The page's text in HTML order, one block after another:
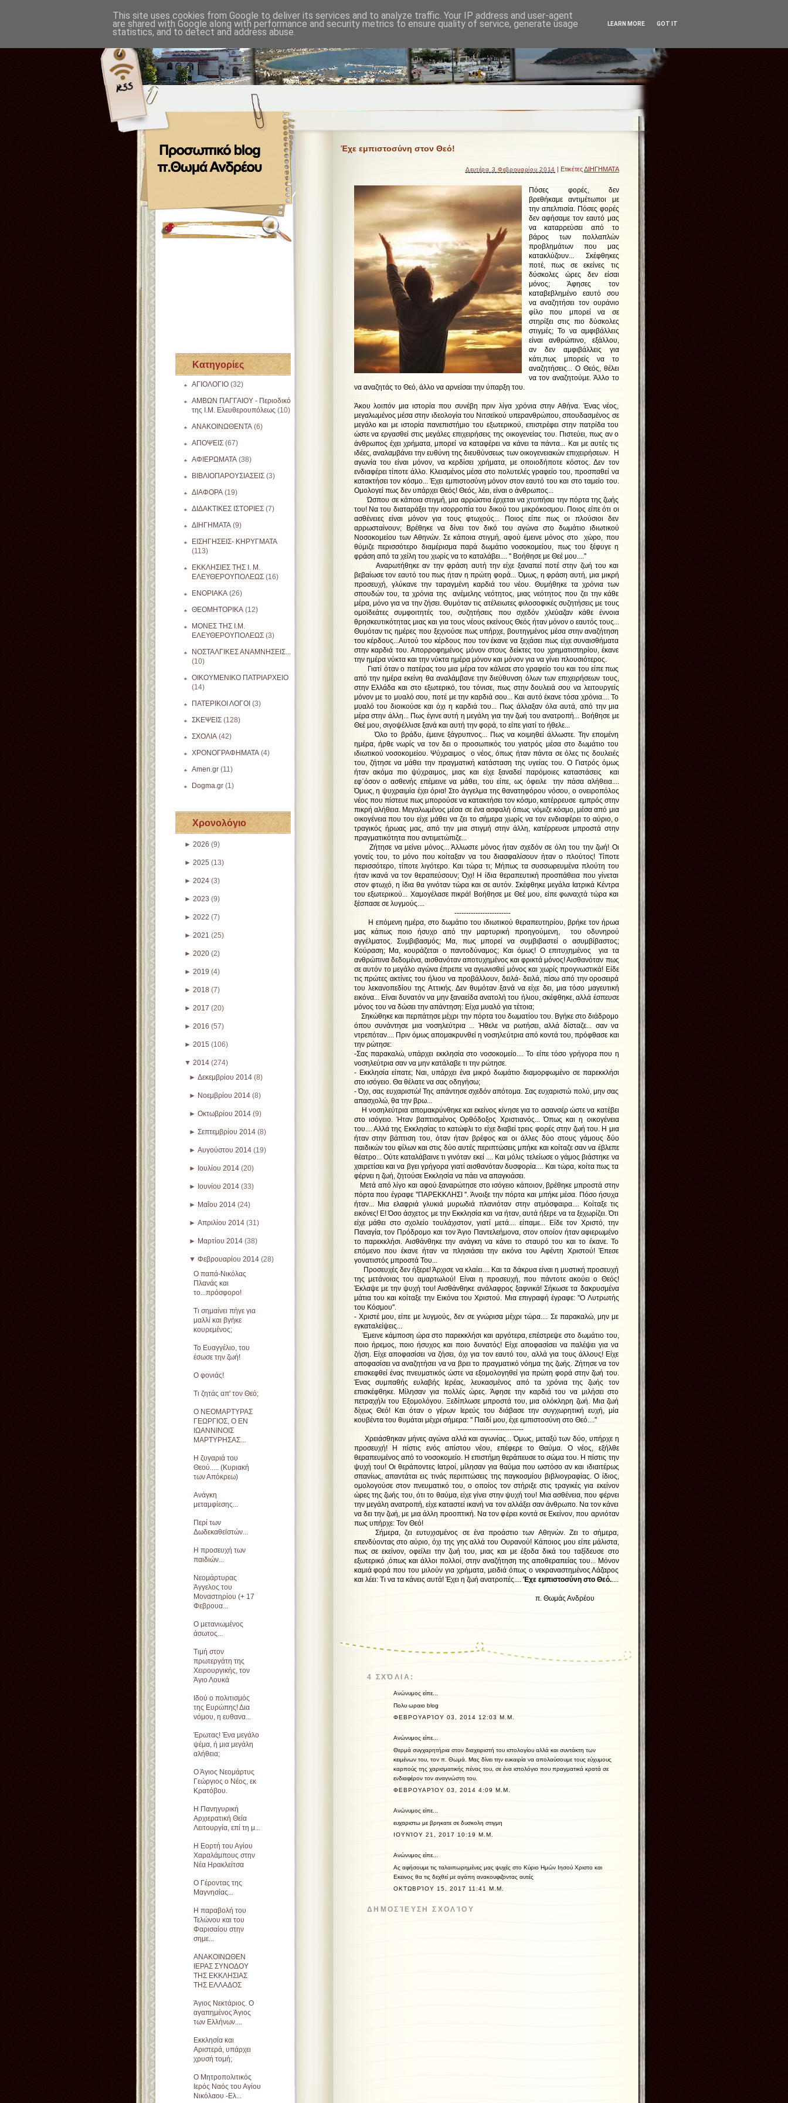
Κατηγορίες
ΑΓΙΟΛΟΓΙΟ (32)
ΑΜΒΩΝ ΠΑΓΓΑΙΟΥ - Περιοδικό
της Ι.Μ. Ελευθερουπόλεως (10)
ΑΝΑΚΟΙΝΩΘΕΝΤΑ (6)
ΑΠΟΨΕΙΣ (67)
ΑΦΙΕΡΩΜΑΤΑ (38)
ΒΙΒΛΙΟΠΑΡΟΥΣΙΑΣΕΙΣ (3)
ΔΙΑΦΟΡΑ (19)
ΔΙΔΑΚΤΙΚΕΣ ΙΣΤΟΡΙΕΣ (7)
ΔΙΗΓΗΜΑΤΑ (9)
ΕΙΣΗΓΗΣΕΙΣ- ΚΗΡΥΓΜΑΤΑ
(113)
ΕΚΚΛΗΣΙΕΣ ΤΗΣ Ι. Μ.
ΕΛΕΥΘΕΡΟΥΠΟΛΕΩΣ (16)
ΕΝΟΡΙΑΚΑ (26)
ΘΕΟΜΗΤΟΡΙΚΑ (12)
ΜΟΝΕΣ ΤΗΣ Ι.Μ.
ΕΛΕΥΘΕΡΟΥΠΟΛΕΩΣ (3)
ΝΟΣΤΑΛΓΙΚΕΣ ΑΝΑΜΝΗΣΕΙΣ...
(10)
ΟΙΚΟΥΜΕΝΙΚΟ ΠΑΤΡΙΑΡΧΕΙΟ
(14)
ΠΑΤΕΡΙΚΟΙ ΛΟΓΟΙ (3)
ΣΚΕΨΕΙΣ (128)
ΣΧΟΛΙΑ (42)
ΧΡΟΝΟΓΡΑΦΗΜΑΤΑ (4)
Amen.gr (11)
Dogma.gr (1)
Χρονολόγιο
► 2026 (9)
► 2025 (13)
► 2024 (3)
► 2023 (9)
► 2022 (7)
► 2021 (25)
► 2020 (2)
► 2019 (4)
► 2018 (7)
► 2017 (20)
► 2016 (57)
► 2015 (106)
▼ 2014 (274)
► Δεκεμβρίου 2014 (8)
► Νοεμβρίου 2014 (8)
► Οκτωβρίου 2014 (9)
► Σεπτεμβρίου 2014 (8)
► Αυγούστου 2014 (19)
► Ιουλίου 2014 (20)
► Ιουνίου 2014 (33)
► Μαΐου 2014 (24)
► Απριλίου 2014 (31)
► Μαρτίου 2014 (38)
▼ Φεβρουαρίου 2014 (28)
Ο παπά-Νικόλας
Πλανάς και
το...πρόσφορο!
Τι σημαίνει πήγε για
μαλλί και βγήκε
κουρεμένος;
Το Ευαγγέλιο, του
έσωσε την ζωή!
Ο φονιάς!
Τι ζητάς απ' τον Θεό;
Ο ΝΕΟΜΑΡΤΥΡΑΣ
ΓΕΩΡΓΙΟΣ, Ο ΕΝ
ΙΩΑΝΝΙΝΟΙΣ
ΜΑΡΤΥΡΗΣΑΣ...
Η ζυγαριά του
Θεού..... (Κυριακή
των Απόκρεω)
Ανάγκη
μεταμφίεσης...
Περί των
Δωδεκαθεϊστών...
Η προσευχή των
παιδιών...
Νεομάρτυρας
Άγγελος του
Μοναστηρίου (+ 17
Φεβρουα...
Ο μετανιωμένος
άσωτος...
Τιμή στον
πρωτεργάτη της
Χειρουργικής, τον
Άγιο Λουκά
Ιδού ο πολιτισμός
της Ευρώπης! Δια
νόμου, η ευθανα...
Έρωτας! Ένα μεγάλο
ψέμα, ή μια μεγάλη
αλήθεια;
Ο Άγιος Νεομάρτυς
Γεώργιος ο Νέος, εκ
Κρατόβου.
Η Πανηγυρική
Αρχιερατική Θεία
Λειτουργία, επί τη μ...
Η Εορτή του Αγίου
Χαραλάμπους στην
Νέα Ηρακλείτσα
Ο Γέροντας της
Μαγνησίας...
Η παραβολή του
Τελώνου και του
Φαρισαίου στην
σημε...
ΑΝΑΚΟΙΝΩΘΕΝ
ΙΕΡΑΣ ΣΥΝΟΔΟΥ
ΤΗΣ ΕΚΚΛΗΣΙΑΣ
ΤΗΣ ΕΛΛΑΔΟΣ
Άγιος Νεκτάριος. Ο
αγαπημένος Άγιος
των Ελλήνων....
Εκκλησία και
Αριστερά, υπάρχει
χρυσή τομή;
Ο Μητροπολιτικός
Ιερός Ναός του Αγίου
Νικόλαου -Ελ...
Έχε εμπιστοσύνη στον Θεό!
Δευτέρα 3 Φεβρουαρίου 2014 | ΕτικέτεςΔΙΗΓΗΜΑΤΑ
Πόσες φορές, δεν
βρεθήκαμε αντιμέτωποι με
την απελπισία. Πόσες φορές
δεν αφήσαμε τον εαυτό μας
να καταρρεύσει από το
βάρος των πολλαπλών
προβλημάτων που μας
κατακλύζουν... Σκέφθηκες
ποτέ, πως σε εκείνες τις
δύσκολες ώρες δεν είσαι
μόνος; Άφησες τον
καταβεβλημένο εαυτό σου
να αναζητήσει τον ουράνιο
φίλο που μπορεί να σε
στηρίξει στις πιο δύσκολες
στιγμές; Το να αμφιβάλλεις
είναι ανθρώπινο, εξάλλου,
αν δεν αμφιβάλλεις για
κάτι,πως μπορείς να το
αναζητήσεις... Ο Θεός, θέλει
να τον αναζητούμε. Άλλο το
να αναζητάς το Θεό, άλλο να αρνείσαι την ύπαρξη του.
Άκου λοιπόν μια ιστορία που συνέβη πριν λίγα χρόνια στην Αθήνα. Ένας νέος,
μεγαλωμένος μέσα στην ιδεολογία του Νιτσεϊκού υπερανθρώπου, σπουδασμένος σε
μεγάλο και με ιστορία πανεπιστήμιο του εξωτερικού, επιστρέφει στην πατρίδα του
ώστε να εργασθεί στις μεγάλες επιχειρήσεις της οικογενείας του. Πιστεύει, πως αν ο
άνθρωπος έχει χρήματα, μπορεί να καταφέρει να κάνει τα πάντα... Και με αυτές τις
ιδέες, αναλαμβάνει την ευθύνη της διευθύνσεως των οικογενειακών επιχειρήσεων. Η
αγωνία του είναι μόνον, να κερδίσει χρήματα, με οποιοδήποτε κόστος. Δεν τον
ενδιαφέρει τίποτε άλλο. Κλεισμένος μέσα στο πολυτελές γραφείο του, προσπαθεί να
κατακτήσει τον κόσμο... Έχει εμπιστοσύνη μόνον στον εαυτό του και στο ταμείο του.
Ομολογεί πως δεν υπάρχει Θεός! Θεός, λέει, είναι ο άνθρωπος...
Ώσπου σε κάποια στιγμή, μια αρρώστια έρχεται να χτυπήσει την πόρτα της ζωής
του! Να του διαταράξει την ισορροπία του δικού του μικρόκοσμου. Ποιος είπε ότι οι
ασθένειες είναι μόνον για τους φτωχούς... Ποιος είπε πως οι πλούσιοι δεν
αρρωσταίνουν; Βρέθηκε να δίνει τον δικό του αγώνα στο δωμάτιο ιδιωτικού
Νοσοκομείου των Αθηνών. Σε κάποια στιγμή, αφού έμεινε μόνος στο χώρο, που
θύμιζε περισσότερο διαμέρισμα παρά δωμάτιο νοσοκομείου, πως του ξέφυγε η
φράση από τα χείλη του χωρίς να το καταλάβει.... '' Βοήθησε με Θεέ μου....''
Αναρωτήθηκε αν την φράση αυτή την είχε ξαναπεί ποτέ στην ζωή του και
βεβαίωσε τον εαυτό του πως ήταν η πρώτη φορά... Όμως, η φράση αυτή, μια μικρή
προσευχή, γλύκανε την ταραγμένη καρδιά του νέου. Θυμήθηκε τα χρόνια των
σπουδών του, τα χρόνια της ανέμελης νεότητος, μιας νεότητος που ζει την κάθε
μέρα, μόνο για να την ζήσει. Θυμόταν τις ατέλειωτες φιλοσοφικές συζητήσεις με τους
ομοϊδεάτες συμφοιτητές του, συζητήσεις που σχεδόν χλεύαζαν κάθε έννοια
θρησκευτικότητας μιας και για τους νέους εκείνους Θεός ήταν μόνον ο εαυτός τους...
Θυμόταν τις ημέρες που ξεχνούσε πως υπήρχε, βουτηγμένος μέσα στην αναζήτηση
του κέρδους...Αυτού του κέρδους που τον έκανε να ξεχάσει πως είχε συναισθήματα
στην καρδιά του. Απορροφημένος μόνον στους δείκτες του χρηματιστηρίου, έκανε
την ημέρα νύκτα και την νύκτα ημέρα μόνον και μόνον για να γίνει πλουσιότερος.
Γιατί όταν ο πατέρας του μια μέρα τον κάλεσε στο γραφείο του και του είπε πως
από την ημέρα εκείνη θα αναλάμβανε την διεύθυνση όλων των επιχειρήσεων τους,
στην Ελλάδα και στο εξωτερικό, του τόνισε, πως στην δουλειά σου να λειτουργείς
μόνον με το μυαλό σου, ποτέ με την καρδιά σου... Και αυτό έκανε τόσα χρόνια.... Το
μυαλό του διοικούσε και όχι η καρδιά του... Πως άλλαξαν όλα αυτά, από την μια
μέρα στην άλλη... Πως έγινε αυτή η μεγάλη για την ζωή του ανατροπή... Βοήθησε με
Θεέ μου, σιγοψέλλισε ξανά και αυτή την φορά, το είπε γιατί το ήθελε...
Όλο το βράδυ, έμεινε ξάγρυπνος... Πως να κοιμηθεί άλλωστε. Την επομένη
ημέρα, ήρθε νωρίς να τον δει ο προσωπικός του γιατρός μέσα στο δωμάτιο του
ιδιωτικού νοσοκομείου. Ψύχραιμος ο νέος, όπως ήταν πάντα σε όλες τις δουλειές
του, ζήτησε να μάθει την πραγματική κατάσταση της υγείας του. Ο Γιατρός όμως
ήταν ακόμα πιο ψύχραιμος, μιας και είχε ξαναδεί παρόμοιες καταστάσεις και
εφ΄όσον ο ασθενής επέμεινε να μάθει, του είπε, ως όφειλε την πάσα αλήθεια....
Όμως, η ψυχραιμία έχει όρια! Στο άγγελμα της θανατηφόρου νόσου, ο ονειροπόλος
νέος που πίστευε πως μπορούσε να κατακτήσει τον κόσμο, κατέρρευσε εμπρός στην
πικρή αλήθεια. Μεγαλωμένος μέσα σε ένα ασφαλή όπως νόμιζε κόσμο, μέσα από μια
οικογένεια που του είχε μάθει να ζει το σήμερα χωρίς να τον ενδιαφέρει το αύριο, ο
τραγικός ήρωας μας, από την μια στιγμή στην άλλη, κατέρρευσε μπροστά στην
πραγματικότητα που αντιμετώπιζε...
Ζήτησε να μείνει μόνος... Άλλωστε μόνος ήταν σχεδόν σε όλη του την ζωή! Οι
γονείς του, το μόνο που κοίταξαν να του διασφαλίσουν ήταν ο πλούτος! Τίποτε
περισσότερο, τίποτε λιγότερο. Και τώρα τι; Μήπως τα συσσωρευμένα πλούτη του
ήταν ικανά να τον θεραπεύσουν; Όχι! Η ίδια θεραπευτική προσπάθεια που γίνεται
στον φτωχό, η ίδια θα γινόταν τώρα και σε αυτόν. Σκέφθηκε μεγάλα Ιατρικά Κέντρα
του εξωτερικού... Χαμογέλασε πικρά! Βοήθησε με Θεέ μου, είπε φωναχτά τώρα και
ξέσπασε σε λυγμούς....
------------------------
Η επόμενη ημέρα, στο δωμάτιο του ιδιωτικού θεραπευτηρίου, βρήκε τον ήρωα
μας κάπως ποιο ήσυχο από την μαρτυρική προηγούμενη, του οδυνηρού
αγγέλματος. Συμβιβασμός; Μα, πως μπορεί να συμβιβαστεί ο ασυμβίβαστος;
Κούραση; Μα, κουράζεται ο παντοδύναμος; Και όμως! Ο επιτυχημένος για τα
ανθρώπινα δεδομένα, αισθανόταν αποτυχημένος και φρικτά μόνος! Αισθανόταν πως
σε αυτόν το μεγάλο αγώνα έπρεπε να αγωνισθεί μόνος και χωρίς προγνωστικά! Είδε
τις πρώτες ακτίνες του ήλιου να προβάλλουν, δειλά- δειλά, πίσω από την οροσειρά
του λεκανοπεδίου της Αττικής. Δεν θυμόταν ξανά να είχε δει, μια τόσο μαγευτική
εικόνα... Είναι δυνατόν να μην ξαναείδα ανατολή του ήλιου, σκέφθηκε, αλλά έσπευσε
μόνος του να δώσει την απάντηση: Είχα μυαλό για τέτοια;
Σηκώθηκε και περπάτησε μέχρι την πόρτα του δωματίου του. Βγήκε στο διάδρομο
όπου συνάντησε μια νοσηλεύτρια ... Ήθελε να ρωτήσει, αλλά δίσταζε... σαν να
ντρεπόταν.... Πριν όμως απομακρυνθεί η νοσηλεύτρια από κοντά του, πρόφθασε και
την ρώτησε:
-Σας παρακαλώ, υπάρχει εκκλησία στο νοσοκομείο.... Το είπε τόσο γρήγορα που η
νοσηλεύτρια σαν να μην κατάλαβε τι την ρώτησε.
- Εκκλησία είπατε; Ναι, υπάρχει ένα μικρό δωμάτιο διαμορφωμένο σε παρεκκλήσι
στο ισόγειο. Θα θέλατε να σας οδηγήσω;
- Όχι, σας ευχαριστώ! Της απάντησε σχεδόν απότομα. Σας ευχαριστώ πολύ, μην σας
απασχολώ, θα την βρω...
Η νοσηλεύτρια απομακρύνθηκε και εκείνος κίνησε για το ασανσέρ ώστε να κατέβει
στο ισόγειο. Ήταν βαπτισμένος Ορθόδοξος Χριστιανός... Όπως και η οικογένεια
του.... Αλλά της Εκκλησίας το κατώφλι το είχε διαβεί τρεις φορές στην ζωή του. Η μια
ήταν στην βάπτιση του, όταν ήταν βρέφος και οι άλλες δύο στους γάμους δύο
παιδικών του φίλων και στις δύο αυτές περιπτώσεις μπήκε και κοίταζε σαν να έβλεπε
θέατρο... Ούτε καταλάβαινε τι γινόταν εκεί .... Και μόλις τελείωσε ο γάμος βιάστηκε να
χαιρετίσει και να βγει γρήγορα γιατί αισθανόταν δυσφορία.... Και τώρα, κοίτα πως τα
φέρνει η ζωή, ζητούσε Εκκλησία να πάει να απαγκιάσει.
Μετά από λίγο και αφού ξαναρώτησε στο ισόγειο κάποιον, βρέθηκε μπροστά στην
πόρτα που έγραφε ''ΠΑΡΕΚΚΛΗΣΙ ''. Άνοιξε την πόρτα και μπήκε μέσα. Πόσο ήσυχα
ήταν... Μια ελαφριά γλυκιά μυρωδιά πλανιόταν στην ατμόσφαιρα.... Κοίταξε τις
εικόνες! Ε! Όσο άσχετος με την Εκκλησία και να ήταν, αυτά ήξερε να τα ξεχωρίζει. Ότι
είχε μάθει στο σχολείο τουλάχιστον, γιατί μετά.... είπαμε... Είδε τον Χριστό, την
Παναγία, τον Πρόδρομο και τον Άγιο Παντελεήμονα, στον οποίον ήταν αφιερωμένο
το παρεκκλήσι. Αισθάνθηκε την ανάγκη να κάνει το σταυρό του και το έκανε. Το
επόμενο που έκανε ήταν να πλησιάσει την εικόνα του Αφέντη Χριστού! Έπεσε
γονατιστός μπροστά Του...
Προσευχές δεν ήξερε! Άρχισε να κλαίει.... Και τα δάκρυα είναι η μυστική προσευχή
της μετάνοιας του αμαρτωλού! Είναι η προσευχή, που πάντοτε ακούει ο Θεός!
Έκλαψε με την ψυχή του! Αισθάνθηκε ανάλαφρος ξαφνικά! Σήκωσε τα δακρυσμένα
μάτια του και κοίταξε την Εικόνα του Χριστού. Μια επιγραφή έγραφε: ''Ο Λυτρωτής
του Κόσμου''.
- Χριστέ μου, είπε με λυγμούς, δεν σε γνώρισα μέχρι τώρα.... Σε παρακαλώ, μην με
εγκαταλείψεις...
Έμεινε κάμποση ώρα στο παρεκκλήσι και αργότερα, επέστρεψε στο δωμάτιο του,
ποιο ήρεμος, ποιο ήσυχος και ποιο δυνατός! Είχε αποφασίσει να παλέψει για να
ζήση. Είχε αποφασίσει να ζήσει, όχι για τον εαυτό του, αλλά για τους άλλους! Είχε
αποφασίσει να αναζητήσει να να βρει το πραγματικό νόημα της ζωής. Ζήτησε να τον
επισκεφθεί ένας πνευματικός ώστε να εξομολογηθεί για πρώτη φορά στην ζωή του.
Ένας συμπαθής ευλαβής Ιερέας, λευκασμένος από τα χρόνια της ζωής τον
επισκέφθηκε. Μίλησαν για πολλές ώρες. Άφησε την καρδιά του να μιλήσει στο
πετραχήλι του Εξομολόγου. Ξεδίπλωσε μπροστά του, μια ολόκληρη ζωή. Μια ζωή
δίχως Θεό! Και όταν ο γέρων Ιερεύς του διάβασε την συγχωρητική ευχή, μία
κουβέντα του θυμάται μέχρι σήμερα: '' Παιδί μου, έχε εμπιστοσύνη στο Θεό....''
----------------------------
Χρειάσθηκαν μήνες αγώνα αλλά και αγωνίας... Όμως, μεταξύ των δύο, υπήρχε η
προσευχή! Η πίστις ενός απίστου νέου, επέφερε το Θαύμα. Ο νέος, εξήλθε
θεραπευμένος από το νοσοκομείο. Η επιστήμη θεράπευσε το σώμα του. Η πίστις την
ψυχή του! Οι θεράποντες Ιατροί, μίλησαν για θαύμα που ωστόσο αν και ιδιαιτέρως
σπανίως, απαντάται εις τινάς περιπτώσεις της παγκοσμίου βιβλιογραφίας. Ο ίδιος,
ομολογούσε στον πνευματικό του, ο οποίος τον στήριξε στις τραγικές για εκείνον
ώρες της ζωής του, ότι το θαύμα, είχε γίνει στην ψυχή του! Μια ασθένεια, που φέρνει
την μεγάλη ανατροπή, είχε καταστεί ικανή να τον αλλάξει σαν άνθρωπο. Να τον κάνει
να δει την ζωή, με μια άλλη προοπτική. Να τον φέρει κοντά σε Εκείνον, που αρνιόταν
πως υπήρχε: Τον Θεό!
Σήμερα, ζει ευτυχισμένος σε ένα προάστιο των Αθηνών. Ζει το σήμερα,
επενδύοντας στο αύριο, όχι της γης αλλά του Ουρανού! Κάποιος μου είπε μάλιστα,
πως σε εκείνον, οφείλει την ζωή του, μιας και με έξοδα δικά του ταξίδευσε στο
εξωτερικό ,όπως και άλλοι πολλοί, στην αναζήτηση της αποθεραπείας του... Μόνον
καμιά φορά που του μιλούν για χρήματα, μειδιά όπως ο νεκραναστημένος Λάζαρος
και λέει: Τι να τα κάνεις αυτά! Έχει η ζωή ανατροπές.... Έχε εμπιστοσύνη στο Θεό.....
π. Θωμάς Ανδρέου
4 ΣΧΌΛΙΑ:
Ανώνυμος είπε...
Πολυ ωραιο blog
ΦΕΒΡΟΥΑΡΊΟΥ 03, 2014 12:03 Μ.Μ.
Ανώνυμος είπε...
Θερμά συγχαρητήρια στον διαχειριστή του ιστολογίου αλλά και συντάκτη των
κειμένων του, τον π. Θωμά. Μας δίνει την ευκαιρία να απολαύσουμε τους εύχυμους
καρπούς της χαρισματικής πένας του, σε ένα ιστολόγιο που πραγματικά κρατά σε
ενδιαφέρον τον αναγνώστη του.
ΦΕΒΡΟΥΑΡΊΟΥ 03, 2014 4:09 Μ.Μ.
Ανώνυμος είπε...
ευχαριστω με βρηκατε σε δυσκολη στιγμη
ΙΟΥΝΊΟΥ 21, 2017 10:19 Μ.Μ.
Ανώνυμος είπε...
Ας αφήσουμε τις ταλαιπωρημένες μας ψυχές στο Κύριο Ημών Ιησού Χριστο και
Εκεινος θα τις δεχθεί με αγάπη ανακουφιζοντας αυτές
ΟΚΤΩΒΡΊΟΥ 15, 2017 11:41 Μ.Μ.
ΔΗΜΟΣΊΕΥΣΗ ΣΧΟΛΊΟΥ
This site uses cookies from Google to deliver its services and to analyze traffic. Your IP address and user-agent
are shared with Google along with performance and security metrics to ensure quality of service, generate usage
statistics, and to detect and address abuse.
LEARN MORE GOT IT